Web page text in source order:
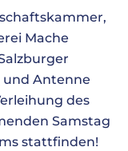
Mache
und Antenne
des
Samstag
stattfinden!